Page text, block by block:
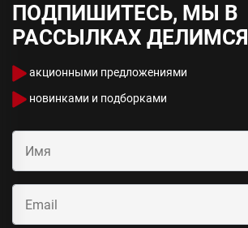
ПОДПИШИТЕСЬ, МЫ В
РАССЫЛКАХ ДЕЛИМСЯ
акционными предложениями
новинками и подборками